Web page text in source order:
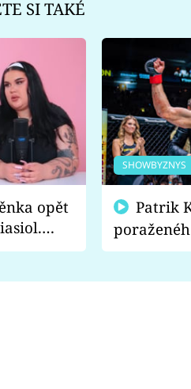
SI TAKÉ
opět
a
SHOWBYZNYS
fanoušci